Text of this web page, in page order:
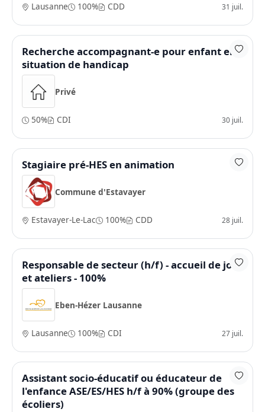
Lausanne 100% CDD 31 juil.
Recherche accompagnant-e pour enfant en
situation de handicap
Privé
50% CDI 30 juil.
Stagiaire pré-HES en animation
Commune d'Estavayer
Estavayer-Le-Lac 100% CDD 28 juil.
Responsable de secteur (h/f) - accueil de jour
et ateliers - 100%
Eben-Hézer Lausanne
Lausanne 100% CDI 27 juil.
Assistant socio-éducatif ou éducateur de
l'enfance ASE/ES/HES h/f à 90% (groupe des
écoliers)